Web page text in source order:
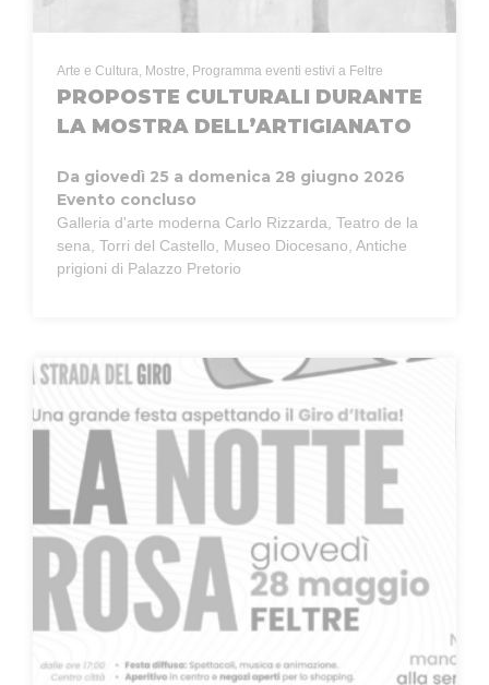
Arte e Cultura, Mostre, Programma eventi estivi a Feltre
PROPOSTE CULTURALI DURANTE
LA MOSTRA DELL’ARTIGIANATO
Da giovedì 25 a domenica 28 giugno 2026
Evento concluso
Galleria d'arte moderna Carlo Rizzarda, Teatro de la
sena, Torri del Castello, Museo Diocesano, Antiche
prigioni di Palazzo Pretorio